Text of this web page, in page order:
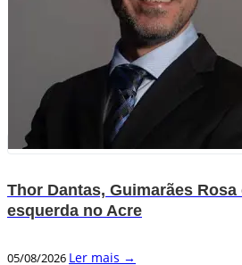
Thor Dantas, Guimarães
esquerda no Acre
05/08/2026 Ler mais →